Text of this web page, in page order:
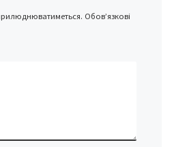
Обов’язкові